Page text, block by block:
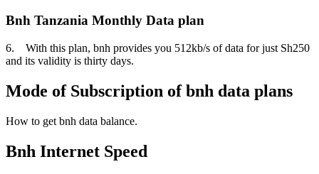
Bnh Tanzania Monthly Data plan
6. With this plan, bnh provides you 512kb/s of data for just Sh250
and its validity is thirty days.
Mode of Subscription of bnh data plans
How to get bnh data balance.
Bnh Internet Speed